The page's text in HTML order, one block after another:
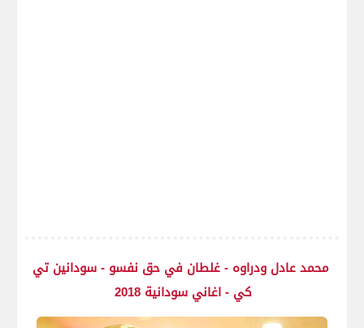
محمد عادل ودراوه - غلطان في حق نفسو - سودانين تي
كي - اغاني سودانية 2018